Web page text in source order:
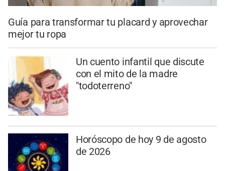
Guía para transformar tu placard y aprovechar
mejor tu ropa
Un cuento infantil que discute
con el mito de la madre
"todoterreno"
Horóscopo de hoy 9 de agosto
de 2026